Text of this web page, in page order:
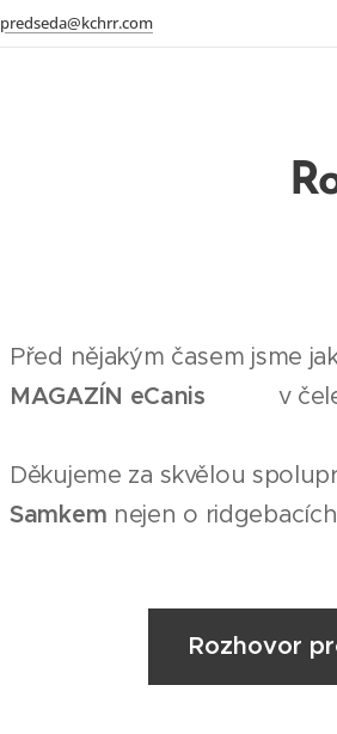
predseda@kchrr.com
Před nějakým časem jsme
MAGAZÍN eCanis 🤩🩵 v
Děkujeme za skvělou
Samkem nejen o
Rozhovor